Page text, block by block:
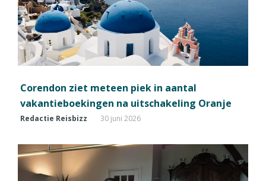
Corendon ziet meteen piek in aantal
vakantieboekingen na uitschakeling Oranje
Redactie Reisbizz 30 juni 2026